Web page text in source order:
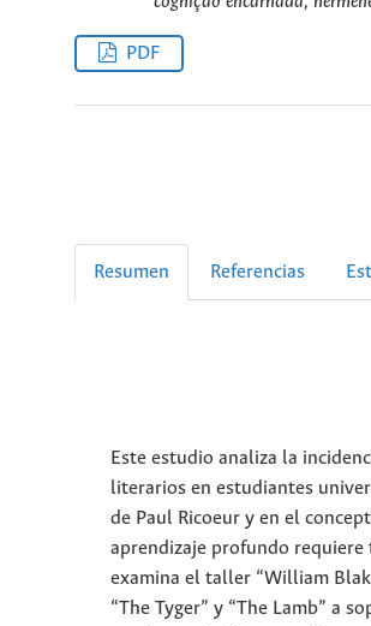
PDF
Resumen Referencias
Este estudio analiza la
literarios en estudiantes
de Paul Ricoeur y en el
aprendizaje profundo
examina el taller “William
“The Tyger” y “The Lamb” a